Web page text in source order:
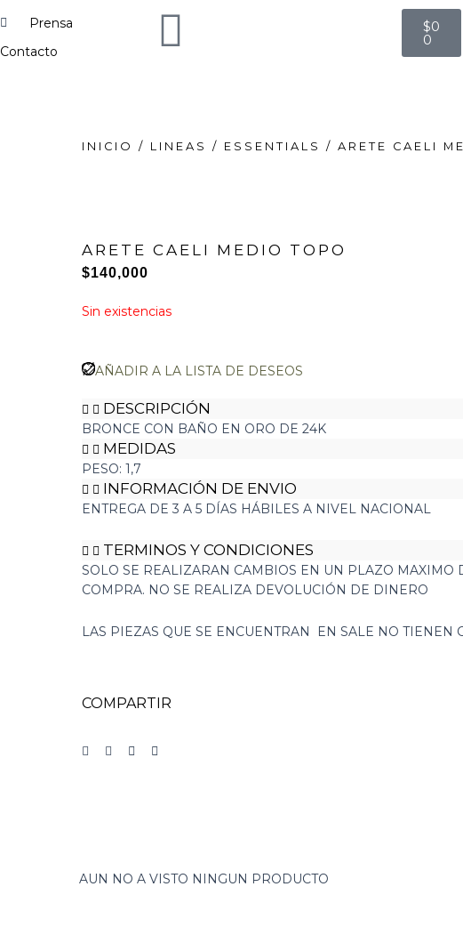
Prensa
Contacto
$0
0
Cart
INICIO / LINEAS / ESSENTIALS / ARETE CAELI
ARETE CAELI MEDIO TOPO
$140,000
Sin existencias
AÑADIR A LA LISTA DE DESEOS
DESCRIPCIÓN
BRONCE CON BAÑO EN ORO DE 24K
MEDIDAS
PESO: 1,7
INFORMACIÓN DE ENVIO
ENTREGA DE 3 A 5 DÍAS HÁBILES A NIVEL NACIONAL
TERMINOS Y CONDICIONES
SOLO SE REALIZARAN CAMBIOS EN UN PLAZO MAXIMO
COMPRA. NO SE REALIZA DEVOLUCIÓN DE DINERO
LAS PIEZAS QUE SE ENCUENTRAN EN SALE NO TIENEN
COMPARTIR
AUN NO A VISTO NINGUN PRODUCTO